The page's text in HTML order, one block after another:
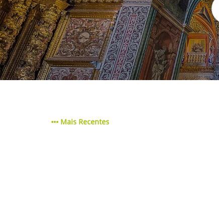
Mais Recentes